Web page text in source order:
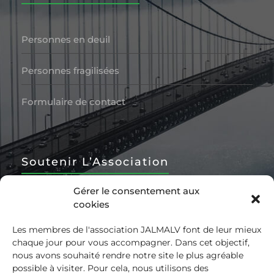
Gérer le consentement aux
cookies
Les membres de l'association JALMALV font de leur mieux
chaque jour pour vous accompagner. Dans cet objectif,
nous avons souhaité rendre notre site le plus agréable
possible à visiter. Pour cela, nous utilisons des
Personnes en deuil
Personnes fragilisées
Formulaire de contact
Soutenir L’Association
Devenir Bénévole
Nous soutenir